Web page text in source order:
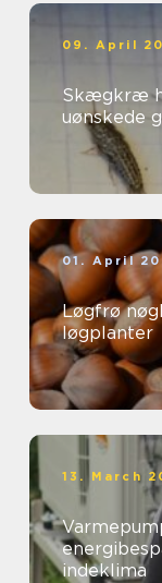
09. April
Skægkræ holbæk sådan
uønskede
01. April
Løgfrø nøglen til stærke og sunde
løgplanter
13. March
indeklima